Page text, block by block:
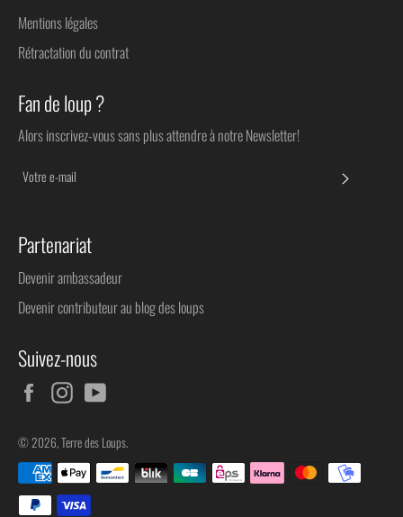
Mentions légales
Rétractation du contrat
Fan de loup ?
Alors inscrivez-vous sans plus attendre à notre Newsletter!
Partenariat
Devenir ambassadeur
Devenir contributeur au blog des loups
Suivez-nous
FacebookInstagram
© 2026,Terre des Loups.
Méthodes
de
paiement